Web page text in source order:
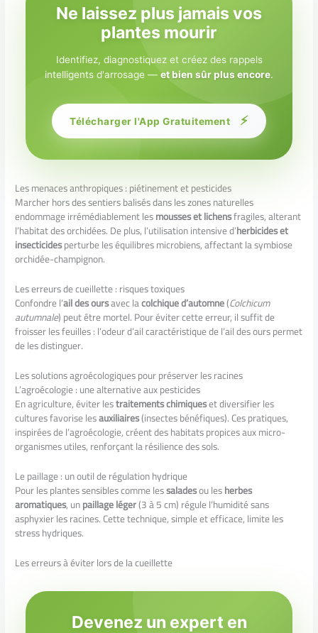
Ne laissez plus jamais vos
plantes mourir
Identifiez, diagnostiquez et créez des rappels
intelligents d'arrosage — et bien sûr plus encore.
Télécharger l'App Gratuitement ⚡
Les menaces anthropiques : piétinement et pesticides
Marcher hors des sentiers balisés dans les zones naturelles
endommage irrémédiablement lesmousses et lichensfragiles, alterant
l’habitat des orchidées. De plus, l’utilisation intensive d’herbicides et
insecticidesperturbe les équilibres microbiens, affectant la symbiose
orchidée-champignon.
Les erreurs de cueillette : risques toxiques
Confondre l’ail des oursavec lacolchique d’automne(Colchicum
autumnale) peut être mortel. Pour éviter cette erreur, il suffit de
froisser les feuilles : l’odeur d’ail caractéristique de l’ail des ours permet
de les distinguer.
Les solutions agroécologiques pour préserver les racines
L’agroécologie : une alternative aux pesticides
En agriculture, éviter lestraitements chimiqueset diversifier les
cultures favorise lesauxiliaires(insectes bénéfiques). Ces pratiques,
inspirées de l’agroécologie, créent des habitats propices aux micro-
organismes utiles, renforçant la résilience des sols.
Le paillage : un outil de régulation hydrique
Pour les plantes sensibles comme lessaladesou lesherbes
aromatiques, unpaillage léger(3 à 5 cm) régule l’humidité sans
asphyxier les racines. Cette technique, simple et efficace, limite les
stress hydriques.
Les erreurs à éviter lors de la cueillette
Devenez un expert en